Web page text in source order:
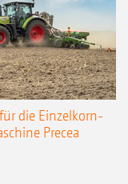
die Einzelkorn-
Precea